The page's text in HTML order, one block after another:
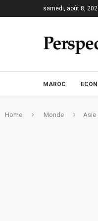
samedi, août 8,
MAROC
Home Monde Asie